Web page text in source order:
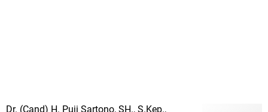
Dr. (Cand) H. Puji Sartono, SH., S.Kep.,